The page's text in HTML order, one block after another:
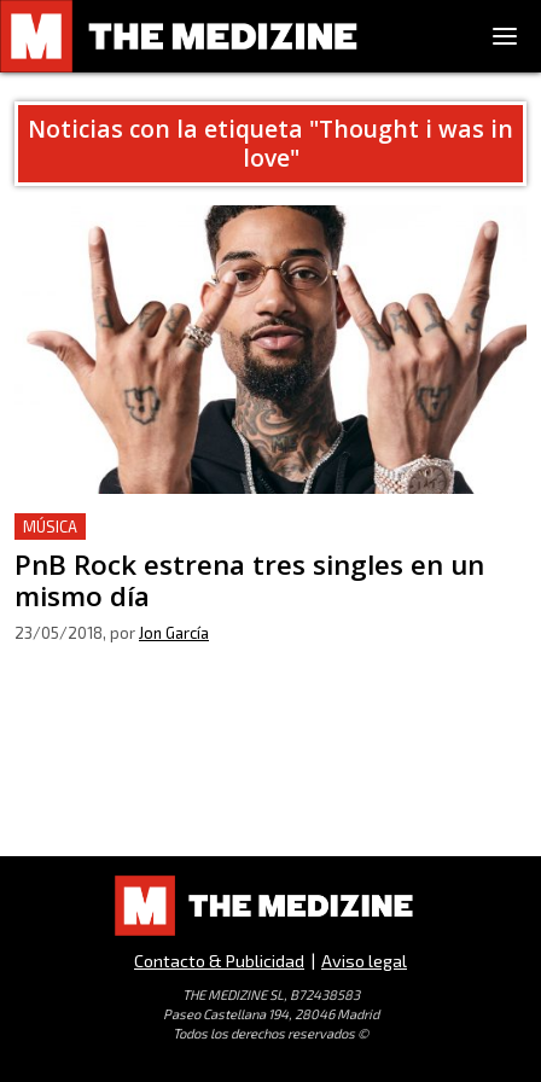
Noticias con la etiqueta "Thought i was in
love"
MÚSICA
PnB Rock estrena tres singles en un
mismo día
23/05/2018, por Jon García
Contacto & Publicidad | Aviso legal
THE MEDIZINE SL, B72438583
Paseo Castellana 194, 28046 Madrid
Todos los derechos reservados ©